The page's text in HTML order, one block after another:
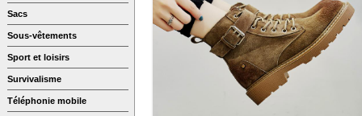
Sacs
Sous-vêtements
Sport et loisirs
Survivalisme
Téléphonie mobile